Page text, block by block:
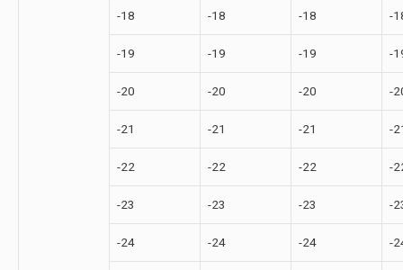
-18 -18 -18 -
-19 -19 -19 -
-20 -20 -20 -
-21 -21 -21 -
-22 -22 -22 -
-23 -23 -23 -
-24 -24 -24 -